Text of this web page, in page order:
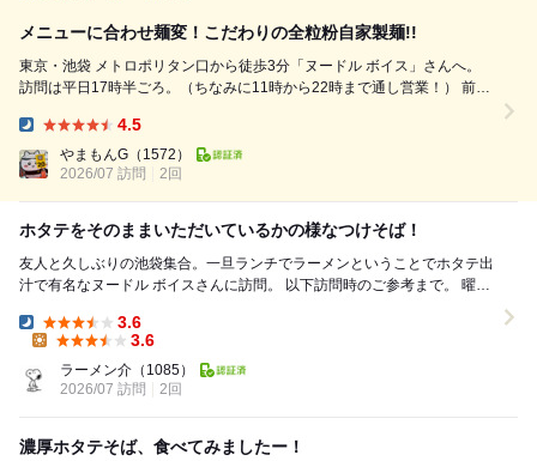
メニューに合わせ麺変！こだわりの全粒粉自家製麺!!
東京・池袋 メトロポリタン口から徒歩3分「ヌードル ボイス」さんへ。
訪問は平日17時半ごろ。（ちなみに11時から22時まで通し営業！） 前回
美味しすぎて、短期でリピートです。 今回は別のメニューを食べてみた
いのと、...
4.5
やまもんG （1572）
2026/07 訪問
2回
ホタテをそのままいただいているかの様なつけそば！
友人と久しぶりの池袋集合。一旦ランチでラーメンということでホタテ出
汁で有名なヌードル ボイスさんに訪問。 以下訪問時のご参考まで。 曜
Dinner:
3.6
3.6
ラーメン介 （1085）
2026/07 訪問
2回
濃厚ホタテそば、食べてみましたー！